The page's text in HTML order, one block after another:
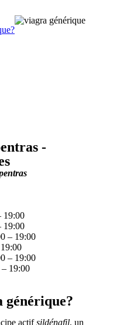
-
19:00
19:00
– 19:00
– 19:00
– 19:00
générique?
actifsildénafil, un